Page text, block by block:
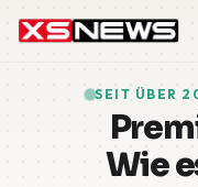
Premium Plans %
Block Accounts
SEIT ÜBER
Wie